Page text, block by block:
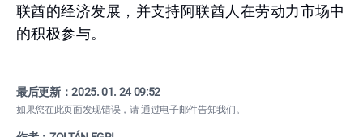
联酋的经济发展，并支持阿联酋人在劳动力市场中
的积极参与。
最后更新：2025. 01. 24 09:52
如果您在此页面发现错误，请通过电子邮件告知我们。